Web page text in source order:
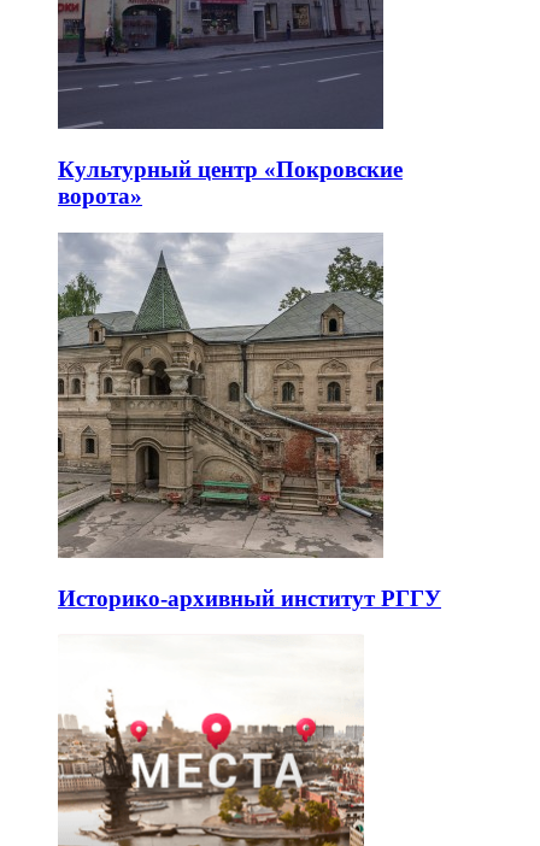
Культурный центр «Покровские
ворота»
Историко-архивный институт РГГУ